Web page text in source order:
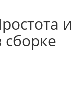
и
сборке